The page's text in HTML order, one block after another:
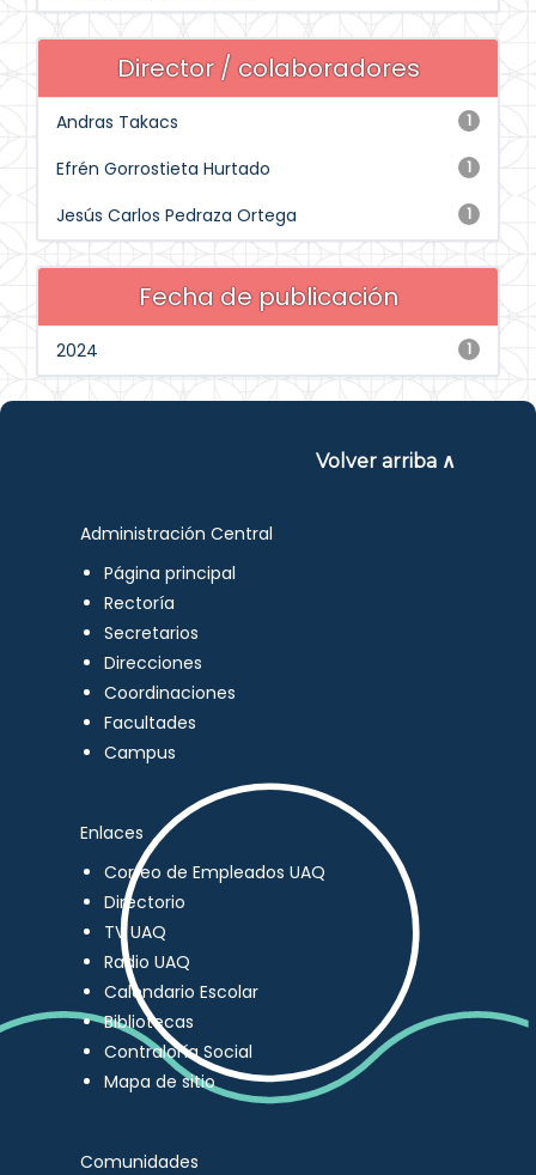
Director / colaboradores
1
Andras Takacs
1
Efrén Gorrostieta Hurtado
1
Jesús Carlos Pedraza Ortega
Fecha de publicación
1
2024
Volver arriba ∧
Administración Central
Página principal
Rectoría
Secretarios
Direcciones
Coordinaciones
Facultades
Campus
Enlaces
Correo de Empleados UAQ
Directorio
TV UAQ
Radio UAQ
Calendario Escolar
Bibliotecas
Contraloría Social
Mapa de sitio
Comunidades